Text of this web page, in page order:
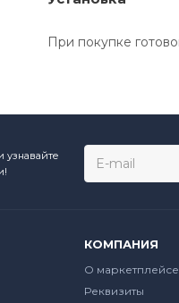
При покупке
узнавайте
КОМПАНИЯ
О маркетплейсе
Реквизиты